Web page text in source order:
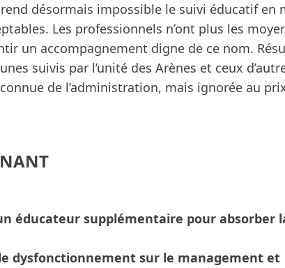
désormais impossible le suivi éducatif en
Les professionnels n’ont plus les
un accompagnement digne de ce nom.
suivis par l’unité des Arènes et ceux
de l’administration, mais ignorée au
éducateur supplémentaire pour absorber
dysfonctionnement sur le management et